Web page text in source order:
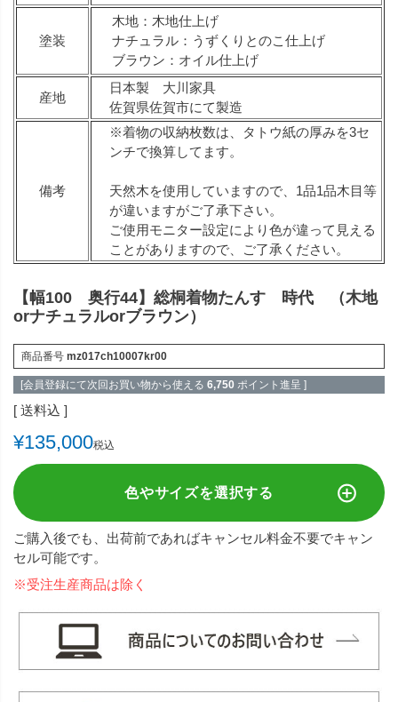
塗装
木地：木地仕上げ
ナチュラル：うずくりとのこ仕上げ
ブラウン：オイル仕上げ
産地
日本製 大川家具
佐賀県佐賀市にて製造
備考
※着物の収納枚数は、タトウ紙の厚みを3セ
ンチで換算してます。
天然木を使用していますので、1品1品木目等
が違いますがご了承下さい。
ご使用モニター設定により色が違って見える
ことがありますので、ご了承ください。
【幅100 奥行44】総桐着物たんす 時代 （木地
orナチュラルorブラウン）
商品番号 mz017ch10007kr00
[会員登録にて次回お買い物から使える 6,750 ポイント進呈 ]
送料込
¥135,000税込
色やサイズを選択する
ご購入後でも、出荷前であればキャンセル料金不要でキャン
セル可能です。
※受注生産商品は除く